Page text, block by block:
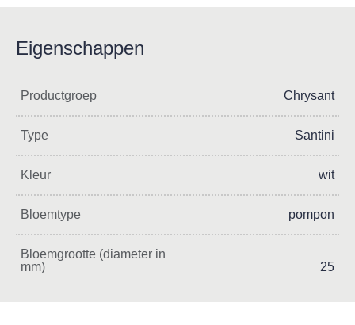
Eigenschappen
Productgroep Chrysant
Type Santini
Kleur wit
Bloemtype pompon
Bloemgrootte (diameter in
mm)
25